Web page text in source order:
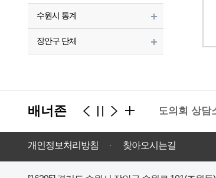
수원시 통계
장안구 단체
배너존 경기도의회 상담소
개인정보처리방침 찾아오시는길